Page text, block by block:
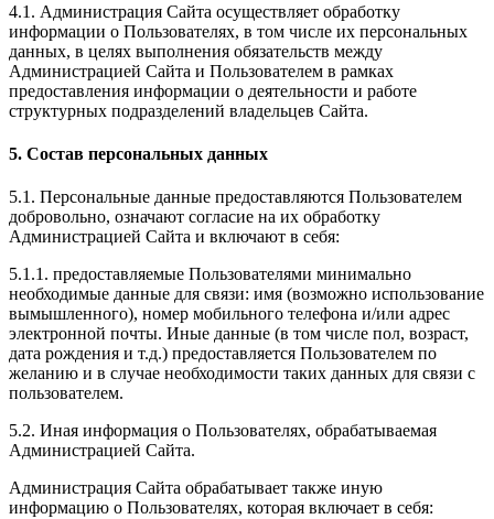
4.1. Администрация Сайта осуществляет обработку
информации о Пользователях, в том числе их персональных
данных, в целях выполнения обязательств между
Администрацией Сайта и Пользователем в рамках
предоставления информации о деятельности и работе
структурных подразделений владельцев Сайта.
5. Состав персональных данных
5.1. Персональные данные предоставляются Пользователем
добровольно, означают согласие на их обработку
Администрацией Сайта и включают в себя:
5.1.1. предоставляемые Пользователями минимально
необходимые данные для связи: имя (возможно использование
вымышленного), номер мобильного телефона и/или адрес
электронной почты. Иные данные (в том числе пол, возраст,
дата рождения и т.д.) предоставляется Пользователем по
желанию и в случае необходимости таких данных для связи с
пользователем.
5.2. Иная информация о Пользователях, обрабатываемая
Администрацией Сайта.
Администрация Сайта обрабатывает также иную
информацию о Пользователях, которая включает в себя: